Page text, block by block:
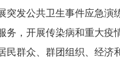
发公共卫生事件应急
，开展传染病和重大
群众、群团组织、经